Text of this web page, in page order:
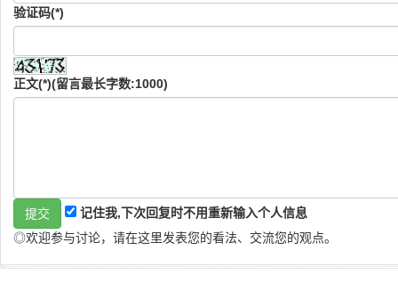
验证码(*)
正文(*)(留言最长字数:1000)
记住我,下次回复时不用重新输入个人信息
◎欢迎参与讨论，请在这里发表您的看法、交流您的观点。